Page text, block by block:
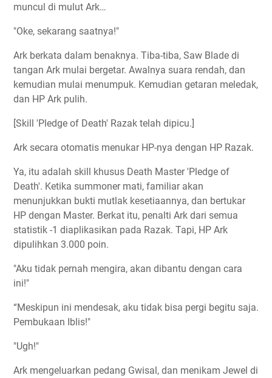
muncul di mulut Ark…
"Oke, sekarang saatnya!"
Ark berkata dalam benaknya. Tiba-tiba, Saw Blade di
tangan Ark mulai bergetar. Awalnya suara rendah, dan
kemudian mulai menumpuk. Kemudian getaran meledak,
dan HP Ark pulih.
[Skill 'Pledge of Death' Razak telah dipicu.]
Ark secara otomatis menukar HP-nya dengan HP Razak.
Ya, itu adalah skill khusus Death Master 'Pledge of
Death'. Ketika summoner mati, familiar akan
menunjukkan bukti mutlak kesetiaannya, dan bertukar
HP dengan Master. Berkat itu, penalti Ark dari semua
statistik -1 diaplikasikan pada Razak. Tapi, HP Ark
dipulihkan 3.000 poin.
"Aku tidak pernah mengira, akan dibantu dengan cara
ini!"
“Meskipun ini mendesak, aku tidak bisa pergi begitu saja.
Pembukaan Iblis!"
"Ugh!"
Ark mengeluarkan pedang Gwisal, dan menikam Jewel di